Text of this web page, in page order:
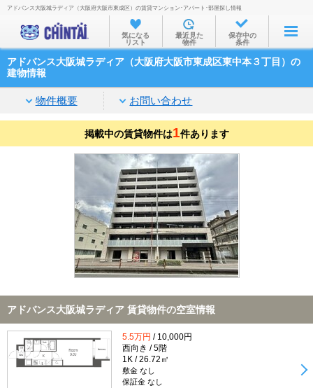
お部屋を探す
沿線・駅から
家賃相場から
通勤通学時間から
物件特集から
不動産会社から
TOP
アドバンス大阪城ラディア（大阪府大阪市東成区）の賃貸マンション･アパート･部屋探し情報
気になる
リスト
最近見た
物件
保存中の
条件
アドバンス大阪城ラディア（大阪府大阪市東成区東中本３丁目）の
建物情報
物件概要 お問い合わせ
掲載中の賃貸物件は1件あります
アドバンス大阪城ラディア 賃貸物件の空室情報
5.5万円 / 10,000円
西向き / 5階
1K / 26.72㎡
敷金 なし
保証金 なし